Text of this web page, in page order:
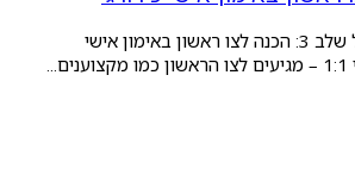
לצה"ל שלב 3: הכנה לצו ראשון באימון אישי